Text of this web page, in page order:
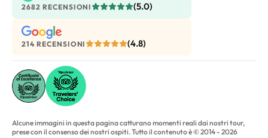
2682 RECENSIONI (5.0)
214 RECENSIONI (4.8)
Alcune immagini in questa pagina catturano momenti reali dai nostri tour,
prese con il consenso dei nostri ospiti. Tutto il contenuto è © 2014 - 2026